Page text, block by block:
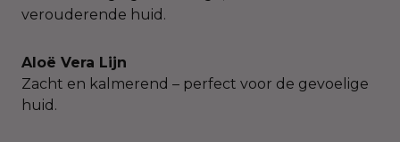
verouderende huid.
Aloë Vera Lijn
Zacht en kalmerend – perfect voor de gevoelige
huid.